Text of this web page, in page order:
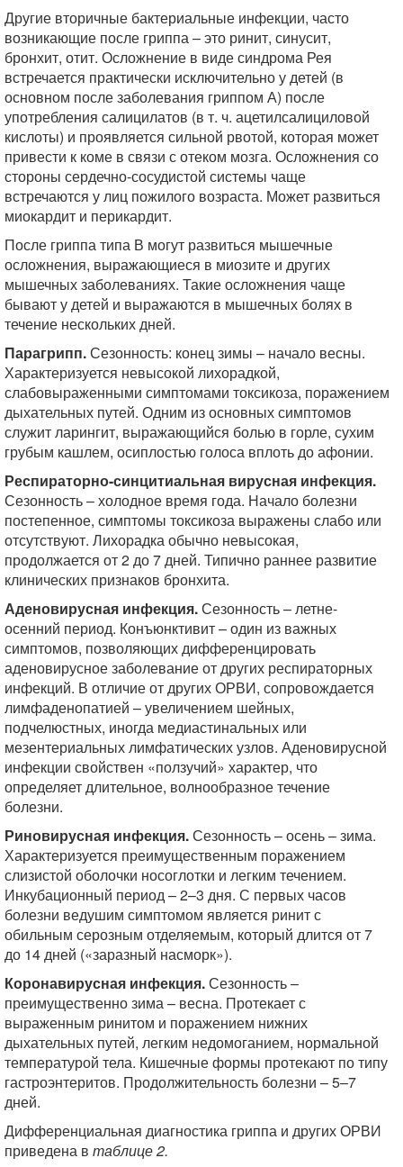
Другие вторичные бактериальные инфекции, часто
возникающие после гриппа – это ринит, синусит,
бронхит, отит. Осложнение в виде синдрома Рея
встречается практически исключительно у детей (в
основном после заболевания гриппом А) после
употребления салицилатов (в т. ч. ацетилсалициловой
кислоты) и проявляется сильной рвотой, которая может
привести к коме в связи с отеком мозга. Осложнения со
стороны сердечно-сосудистой системы чаще
встречаются у лиц пожилого возраста. Может развиться
миокардит и перикардит.
После гриппа типа В могут развиться мышечные
осложнения, выражающиеся в миозите и других
мышечных заболеваниях. Такие осложнения чаще
бывают у детей и выражаются в мышечных болях в
течение нескольких дней.
Парагрипп.Сезонность: конец зимы – начало весны.
Характеризуется невысокой лихорадкой,
слабовыраженными симптомами токсикоза, поражением
дыхательных путей. Одним из основных симптомов
служит ларингит, выражающийся болью в горле, сухим
грубым кашлем, осиплостью голоса вплоть до афонии.
Респираторно-синцитиальная вирусная инфекция.
Сезонность – холодное время года. Начало болезни
постепенное, симптомы токсикоза выражены слабо или
отсутствуют. Лихорадка обычно невысокая,
продолжается от 2 до 7 дней. Типично раннее развитие
клинических признаков бронхита.
Аденовирусная инфекция.Сезонность – летне-
осенний период. Конъюнктивит – один из важных
симптомов, позволяющих дифференцировать
аденовирусное заболевание от других респираторных
инфекций. В отличие от других ОРВИ, сопровождается
лимфаденопатией – увеличением шейных,
подчелюстных, иногда медиастинальных или
мезентериальных лимфатических узлов. Аденовирусной
инфекции свойствен «ползучий» характер, что
определяет длительное, волнообразное течение
болезни.
Риновирусная инфекция.Сезонность – осень – зима.
Характеризуется преимущественным поражением
слизистой оболочки носоглотки и легким течением.
Инкубационный период – 2–3 дня. С первых часов
болезни ведушим симптомом является ринит с
обильным серозным отделяемым, который длится от 7
до 14 дней («заразный насморк»).
Коронавирусная инфекция.Сезонность –
преимущественно зима – весна. Протекает с
выраженным ринитом и поражением нижних
дыхательных путей, легким недомоганием, нормальной
температурой тела. Кишечные формы протекают по типу
гастроэнтеритов. Продолжительность болезни – 5–7
дней.
Дифференциальная диагностика гриппа и других ОРВИ
приведена в таблице 2.